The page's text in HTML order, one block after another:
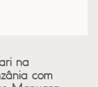
na
com